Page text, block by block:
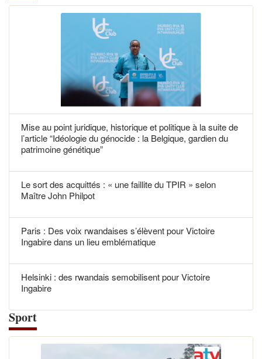
Mise au point juridique, historique et politique à la suite de
l’article “Idéologie du génocide : la Belgique, gardien du
patrimoine génétique”
Le sort des acquittés : « une faillite du TPIR » selon
Maître John Philpot
Paris : Des voix rwandaises s’élèvent pour Victoire
Ingabire dans un lieu emblématique
Helsinki : des rwandais semobilisent pour Victoire
Ingabire
Sport